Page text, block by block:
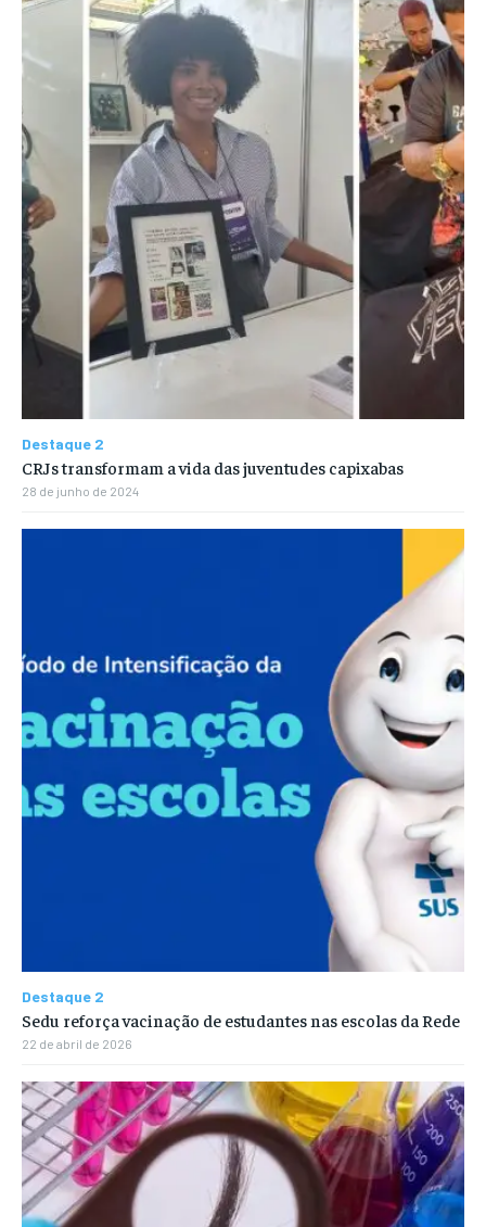
Destaque 2
CRJs transformam a vida das juventudes capixabas
28 de junho de 2024
Destaque 2
Sedu reforça vacinação de estudantes nas escolas da Rede
22 de abril de 2026